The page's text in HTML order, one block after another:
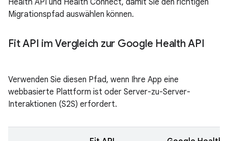
Health API und Health Connect, damit Sie den richtigen
Migrationspfad auswählen können.
Fit API im Vergleich zur Google Health API
Verwenden Sie diesen Pfad, wenn Ihre App eine
webbasierte Plattform ist oder Server-zu-Server-
Interaktionen (S2S) erfordert.